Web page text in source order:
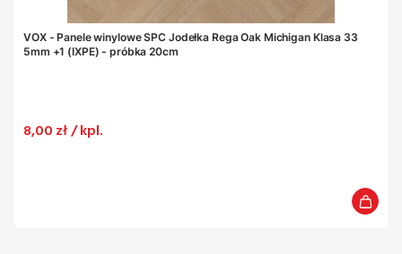
VOX - Panele winylowe SPC Jodełka Rega Oak Michigan Klasa 33
5mm +1 (IXPE) - próbka 20cm
Cena
8,00 zł / kpl.